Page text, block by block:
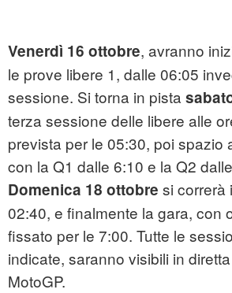
Venerdì 16 ottobre, avranno
le prove libere 1, dalle 06:05
sessione. Si torna in pista
terza sessione delle libere alle
prevista per le 05:30, poi spazio
con la Q1 dalle 6:10 e la Q2
Domenica 18 ottobre si correrà
02:40, e finalmente la gara, con
fissato per le 7:00. Tutte le
indicate, saranno visibili in
MotoGP.